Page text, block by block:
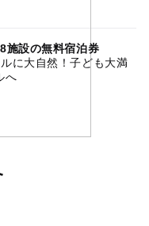
施設の無料宿泊券
に大自然！子ども大満
へ